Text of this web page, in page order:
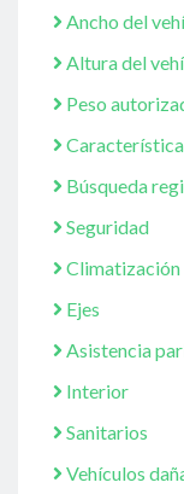
Ancho del
Altura del
Peso
Búsqueda
Seguridad
Climatización
Ejes
Asistencia
Interior
Sanitarios
Vehículos